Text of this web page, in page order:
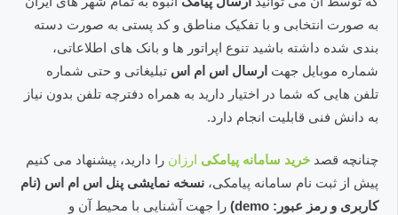
به صورت انتخابی و با تفکیک مناطق و کد پستی به صورت دسته
بندی شده داشته باشید تنوع اپراتور ها و بانک های اطلاعاتی،
شماره موبایل جهت ارسال اس ام اس تبلیغاتی و حتی شماره
تلفن هایی که شما در اختیار دارید به همراه دفترچه تلفن بدون نیاز
به دانش فنی قابلیت انجام دارد.
چنانچه قصدخرید سامانه پیامکی ارزان را دارید، پیشنهاد می کنیم
پیش از ثبت نام سامانه پیامکی،نسخه نمایشی پنل اس ام اس (نام
کاربری و رمز عبور: demo)
را جهت آشنایی با محیط آن و